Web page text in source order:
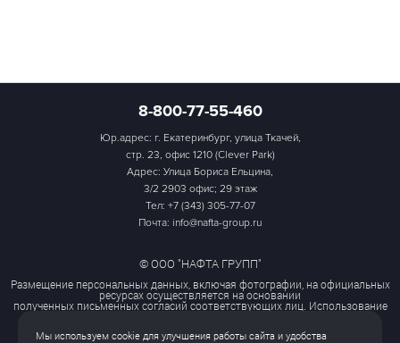
8-800-77-55-460
Юр.адрес: г. Екатеринбург, улица Ткачей,
стр. 23, офис 1210 (Clever Park)
Адрес: Улица Бориса Ельцина,
3/2 2903 офис; 29 этаж
Тел: +7 (343) 305-77-07
Почта: info@nafta-group.ru
© ООО "НАФТА ГРУПП"
Размещение персональных данных, включая фотографии, на официальных
ресурсах осуществляется на основании
полученных письменных согласий соответствующих лиц. Использование
этих материалов третьими лицами
Мы используем cookie для улучшения работы сайта и удобства